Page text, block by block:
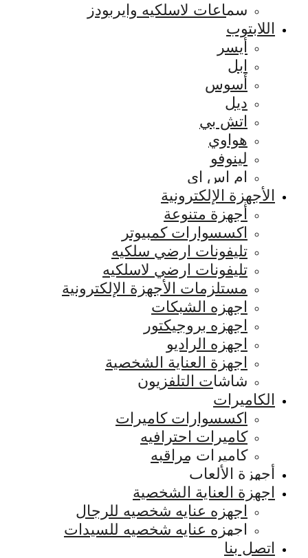
سماعات لاسلكيه وايربودز
اللابتوب
أيسر
ابل
أسوس
ديل
اتش بي
هواوي
لينوفو
ام اس اي
الأجهزة الإلكترونية
أجهزة متنوعة
اكسسوارات كمبيوتر
تليفونات ارضي سلكيه
تليفونات ارضي لاسلكيه
مستلزمات الأجهزة الإلكترونية
اجهزه الشبكات
اجهزه بروجيكتور
اجهزه الراديو
اجهزة العناية الشخصية
شاشات التلفزيون
الكاميرات
اكسسوارات كاميرات
كاميرات احترافيه
كاميرات مراقبه
أجهزة الألعاب
اجهزة العناية الشخصية
اجهزه عنايه شخصيه للرجال
اجهزه عنايه شخصيه للسيدات
اتصل بنا